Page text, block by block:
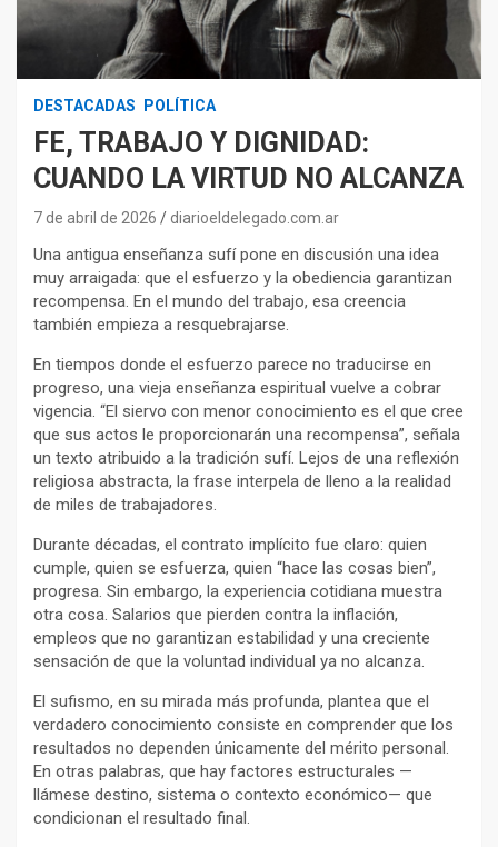
DESTACADAS POLÍTICA
FE, TRABAJO Y DIGNIDAD:
CUANDO LA VIRTUD NO ALCANZA
7 de abril de 2026 diarioeldelegado.com.ar
Una antigua enseñanza sufí pone en discusión una idea
muy arraigada: que el esfuerzo y la obediencia garantizan
recompensa. En el mundo del trabajo, esa creencia
también empieza a resquebrajarse.
En tiempos donde el esfuerzo parece no traducirse en
progreso, una vieja enseñanza espiritual vuelve a cobrar
vigencia. “El siervo con menor conocimiento es el que cree
que sus actos le proporcionarán una recompensa”, señala
un texto atribuido a la tradición sufí. Lejos de una reflexión
religiosa abstracta, la frase interpela de lleno a la realidad
de miles de trabajadores.
Durante décadas, el contrato implícito fue claro: quien
cumple, quien se esfuerza, quien “hace las cosas bien”,
progresa. Sin embargo, la experiencia cotidiana muestra
otra cosa. Salarios que pierden contra la inflación,
empleos que no garantizan estabilidad y una creciente
sensación de que la voluntad individual ya no alcanza.
El sufismo, en su mirada más profunda, plantea que el
verdadero conocimiento consiste en comprender que los
resultados no dependen únicamente del mérito personal.
En otras palabras, que hay factores estructurales —
llámese destino, sistema o contexto económico— que
condicionan el resultado final.